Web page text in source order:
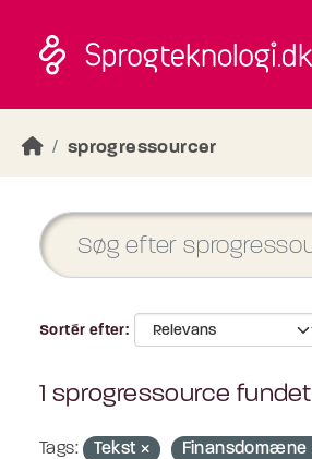
sprogressourcer
Sortér efter
1 sprogressource fundet
Tags: Tekst Finansdomæne